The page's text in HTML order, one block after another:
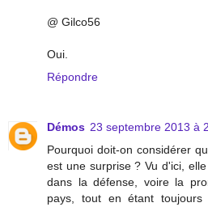
@ Gilco56
Oui.
Répondre
Démos 23 septembre 2013 à
Pourquoi doit-on considérer
est une surprise ? Vu d'ici,
dans la défense, voire la
pays, tout en étant